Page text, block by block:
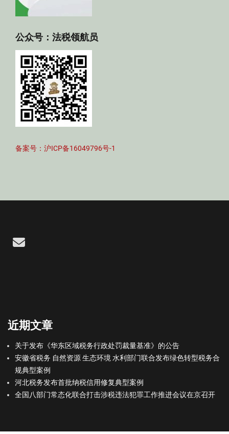
公众号：法税领航员
备案号：沪ICP备16049796号-1
Email
近期文章
关于发布《华东区域税务行政处罚裁量基准》的公告
安徽省税务 自然资源 生态环境 水利部门联合发布绿色转型税务合
规典型案例
河北税务发布首批纳税信用修复典型案例
全国八部门常态化联合打击涉税违法犯罪工作推进会议在京召开